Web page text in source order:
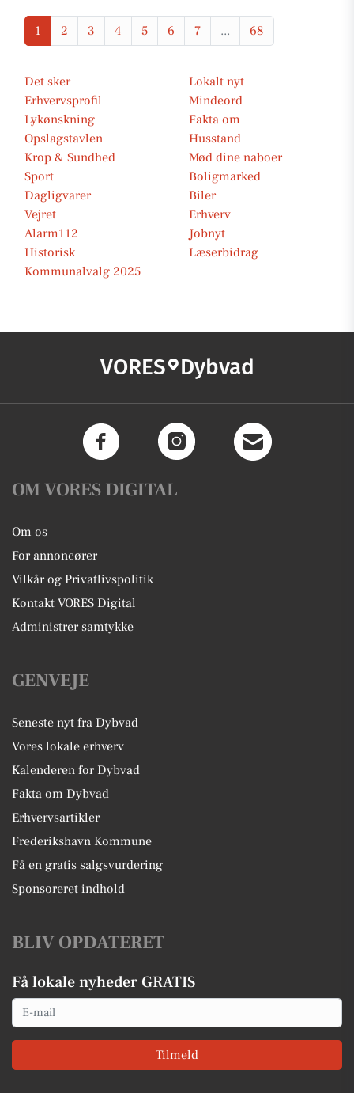
1 2 3 4 5 6 7 ... 68
Det sker
Lokalt nyt
Erhvervsprofil
Mindeord
Lykønskning
Fakta om
Opslagstavlen
Husstand
Krop & Sundhed
Mød dine naboer
Sport
Boligmarked
Dagligvarer
Biler
Vejret
Erhverv
Alarm112
Jobnyt
Historisk
Læserbidrag
Kommunalvalg 2025
VORES Dybvad
OM VORES DIGITAL
Om os
For annoncører
Vilkår og Privatlivspolitik
Kontakt VORES Digital
Administrer samtykke
GENVEJE
Seneste nyt fra Dybvad
Vores lokale erhverv
Kalenderen for Dybvad
Fakta om Dybvad
Erhvervsartikler
Frederikshavn Kommune
Få en gratis salgsvurdering
Sponsoreret indhold
BLIV OPDATERET
Få lokale nyheder GRATIS
Email
Tilmeld